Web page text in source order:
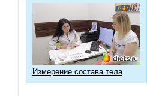
Измерение состава тела